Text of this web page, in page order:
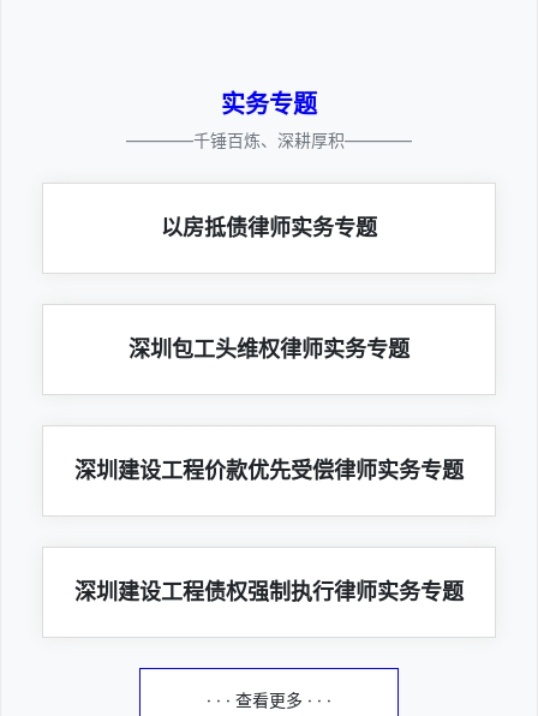
实务专题
————千锤百炼、深耕厚积————
以房抵债律师实务专题
深圳包工头维权律师实务专题
深圳建设工程价款优先受偿律师实务专题
深圳建设工程债权强制执行律师实务专题
· · · 查看更多 · · ·